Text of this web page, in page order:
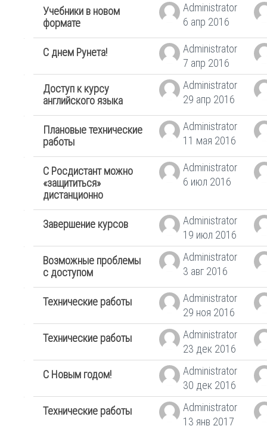
Учебники в новом
формате
Administrator
6 апр 2016
С днем Рунета!
Administrator
7 апр 2016
Доступ к курсу
английского языка
Administrator
29 апр 2016
Плановые технические
работы
Administrator
11 мая 2016
С Росдистант можно
«защититься»
дистанционно
Administrator
6 июл 2016
Завершение курсов
Administrator
19 июл 2016
Возможные проблемы
с доступом
Administrator
3 авг 2016
Технические работы
Administrator
29 ноя 2016
Технические работы
Administrator
23 дек 2016
С Новым годом!
Administrator
30 дек 2016
Технические работы
Administrator
13 янв 2017